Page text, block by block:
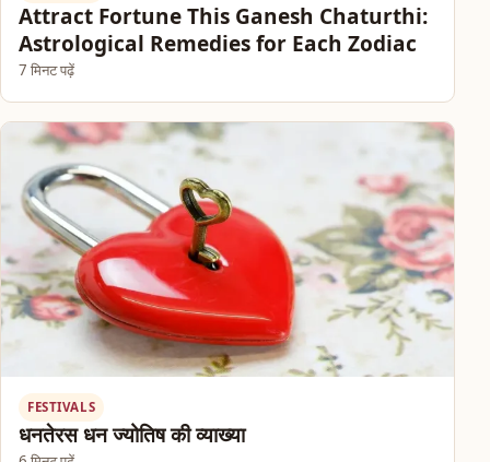
Attract Fortune This Ganesh Chaturthi:
Astrological Remedies for Each Zodiac
7 मिनट पढ़ें
FESTIVALS
धनतेरस धन ज्योतिष की व्याख्या